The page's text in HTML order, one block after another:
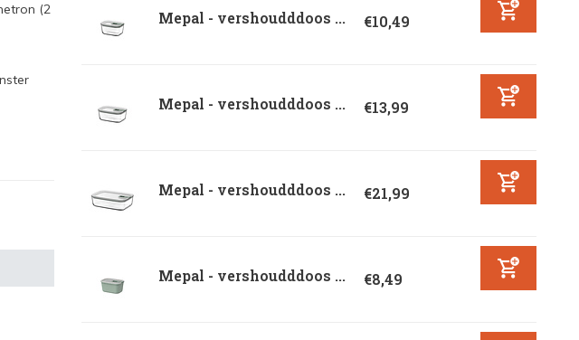
(2
Mepal - vershoudddoos ... €10,49
Mepal - vershoudddoos ... €13,99
Mepal - vershoudddoos ... €21,99
Mepal - vershoudddoos ... €8,49